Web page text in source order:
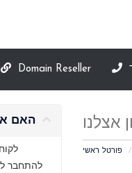
Domain Reseller
פורטל ראשי
?האם
להתחבר